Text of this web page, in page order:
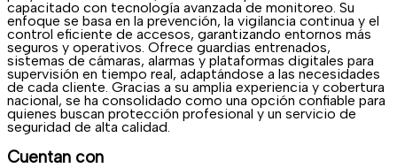
capacitado con tecnología avanzada de monitoreo. Su
enfoque se basa en la prevención, la vigilancia continua y el
control eficiente de accesos, garantizando entornos más
seguros y operativos. Ofrece guardias entrenados,
sistemas de cámaras, alarmas y plataformas digitales para
supervisión en tiempo real, adaptándose a las necesidades
de cada cliente. Gracias a su amplia experiencia y cobertura
nacional, se ha consolidado como una opción confiable para
quienes buscan protección profesional y un servicio de
seguridad de alta calidad.
Cuentan con